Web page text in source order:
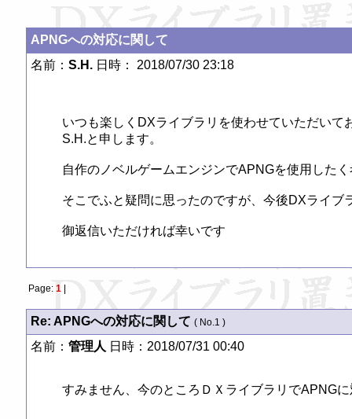
APNGへの対応に関して
名前： S.H.日時： 2018/07/30 23:18
いつも楽しくDXライブラリを使わせていただいて
S.H.と申します。
自作のノベルゲームエンジンでAPNGを使用した
そこでふと疑問に思ったのですが、今後DXライ
御返信いただければ幸いです
Page: 1|
Re: APNGへの対応に関して ( No.1 )
名前： 管理人 日時：2018/07/31 00:40
すみません、今のところＤＸライブラリでAPNG